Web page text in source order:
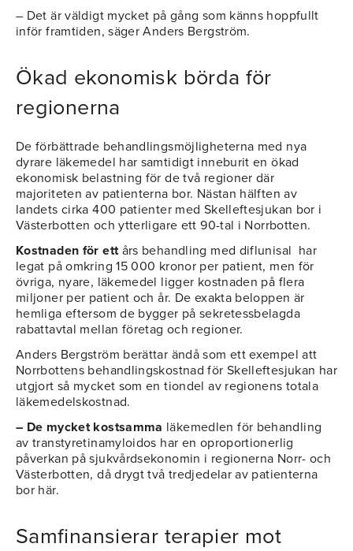
– Det är väldigt mycket på gång som känns hoppfullt
inför framtiden, säger Anders Bergström.
Ökad ekonomisk börda för
regionerna
De förbättrade behandlingsmöjligheterna med nya
dyrare läkemedel har samtidigt inneburit en ökad
ekonomisk belastning för de två regioner där
majoriteten av patienterna bor. Nästan hälften av
landets cirka 400 patienter med Skelleftesjukan bor i
Västerbotten och ytterligare ett 90-tal i Norrbotten.
Kostnaden för ettårs behandling med diflunisal har
legat på omkring 15 000 kronor per patient, men för
övriga, nyare, läkemedel ligger kostnaden på flera
miljoner per patient och år. De exakta beloppen är
hemliga eftersom de bygger på sekretessbelagda
rabattavtal mellan företag och regioner.
Anders Bergström berättar ändå som ett exempel att
Norrbottens behandlingskostnad för Skelleftesjukan har
utgjort så mycket som en tiondel av regionens totala
läkemedelskostnad.
– De mycket kostsamma läkemedlen för behandling
av transtyretinamyloidos har en oproportionerlig
påverkan på sjukvårdsekonomin i regionerna Norr- och
Västerbotten, då drygt två tredjedelar av patienterna
bor här.
Samfinansierar terapier mot